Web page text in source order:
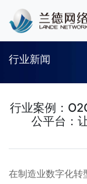
行业新闻
行业案例：
公平台：
在制造业数字化转